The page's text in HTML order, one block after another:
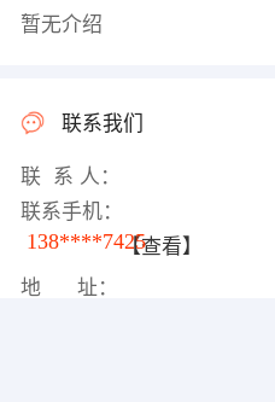
暂无介绍
联系我们
联 系 人：
联系手机：
138****7425【查看】
地 址：